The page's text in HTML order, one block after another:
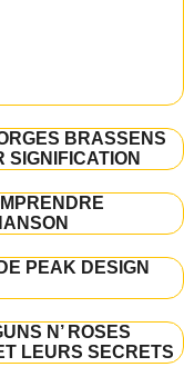
BRASSENS
PEAK DESIGN
N’ ROSES
LEURS SECRETS